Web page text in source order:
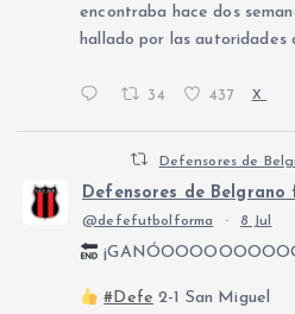
encontraba hace dos
hallado por las autoridades
34 437 X
Defensores de
Defensores de
@defefutbolforma · 8 Jul
#Defe 2-1 San Miguel